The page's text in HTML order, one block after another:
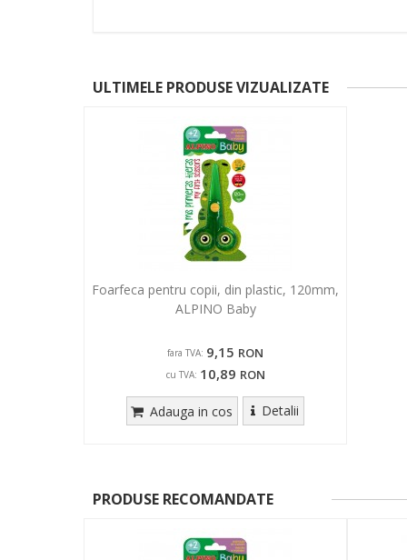
ULTIMELE PRODUSE VIZUALIZATE
Foarfeca pentru copii, din plastic, 120mm,
ALPINO Baby
fara TVA: 9,15 RON
cu TVA: 10,89 RON
Adauga in cos Detalii
PRODUSE RECOMANDATE